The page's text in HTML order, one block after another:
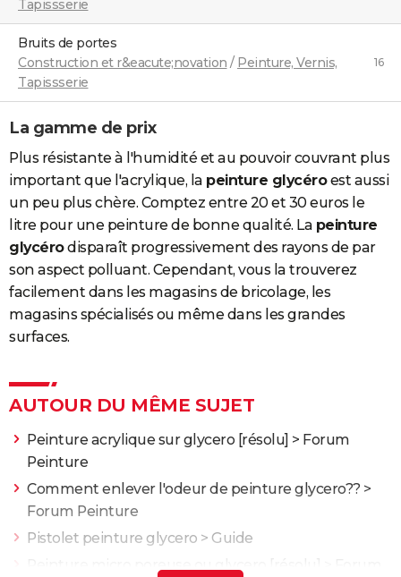
Tapissserie
Bruits de portes
Construction et r&eacute;novation / Peinture, Vernis,
Tapissserie
16
La gamme de prix
Plus résistante à l'humidité et au pouvoir couvrant plus
important que l'acrylique, la peinture glycéroest aussi
un peu plus chère. Comptez entre 20 et 30 euros le
litre pour une peinture de bonne qualité. La peinture
glycérodisparaît progressivement des rayons de par
son aspect polluant. Cependant, vous la trouverez
facilement dans les magasins de bricolage, les
magasins spécialisés ou même dans les grandes
surfaces.
AUTOUR DU MÊME SUJET
Peinture acrylique sur glycero [résolu] > Forum
Peinture
Comment enlever l'odeur de peinture glycero?? >
Forum Peinture
Pistolet peinture glycero > Guide